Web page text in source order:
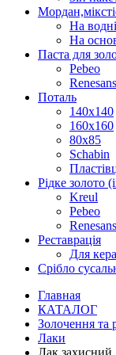
На
На
Паста для
Pebeo
Renesans
Поталь
140х140
160х160
80х85
Schabin
Рідке золото
Kreul
Pebeo
Renesans
Реставрація
Для
Срібло
Главная
КАТАЛОГ
Золочення та
Лаки
Лак захисний